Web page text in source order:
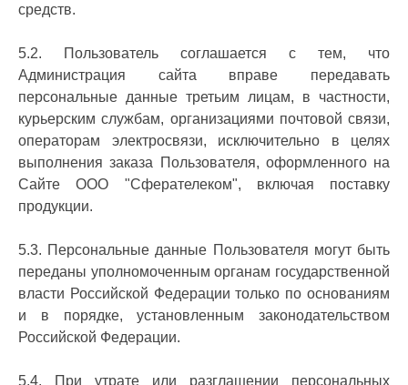
средств.
5.2. Пользователь соглашается с тем, что
Администрация сайта вправе передавать
персональные данные третьим лицам, в частности,
курьерским службам, организациями почтовой связи,
операторам электросвязи, исключительно в целях
выполнения заказа Пользователя, оформленного на
Сайте ООО "Сферателеком", включая поставку
продукции.
5.3. Персональные данные Пользователя могут быть
переданы уполномоченным органам государственной
власти Российской Федерации только по основаниям
и в порядке, установленным законодательством
Российской Федерации.
5.4. При утрате или разглашении персональных